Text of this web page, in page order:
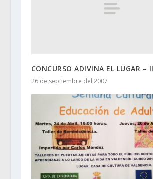
CONCURSO ADIVINA EL LUGAR – II
26 de septiembre del 2007